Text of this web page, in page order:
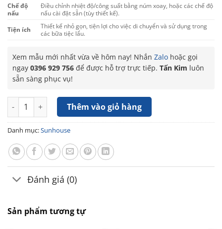
Chế độ
nấu
Điều chỉnh nhiệt độ/công suất bằng núm xoay, hoặc các chế độ
nấu cài đặt sẵn (tùy thiết kế).
Tiện ích
Thiết kế nhỏ gọn, tiện lợi cho việc di chuyển và sử dụng trong
các bữa tiệc lẩu.
Xem mẫu mới nhất vừa về hôm nay! Nhắn Zalo hoặc gọi
ngay 0396 929 756 để được hỗ trợ trực tiếp. Tấn Kim luôn
sẵn sàng phục vụ!
Bếp hồng ngoại cơ Sunhouse SHD6011 số lượng
Thêm vào giỏ hàng
Danh mục:Sunhouse
Đánh giá (0)
Sản phẩm tương tự